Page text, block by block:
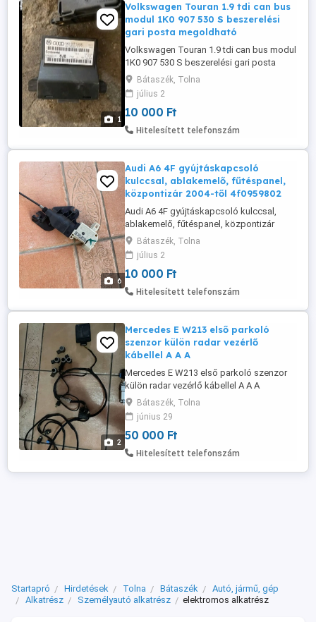
1
Volkswagen Touran 1.9 tdi can bus
modul 1K0 907 530 S beszerelési
gari posta megoldható
Volkswagen Touran 1.9 tdi can bus modul
1K0 907 530 S beszerelési gari posta
megoldható kizárólag telefonon
érdeklődjön
Bátaszék, Tolna
július 2
10 000 Ft
Hitelesített telefonszám
6
Audi A6 4F gyújtáskapcsoló
kulccsal, ablakemelő, fűtéspanel,
központizár 2004-től 4f0959802
Audi A6 4F gyújtáskapcsoló kulccsal,
ablakemelő, fűtéspanel, központizár
2004-től 4f0959802 jobbos első 15.000.-
3B0 959782 A 5000.- fűtéspanel 20.000.-
4F0 907 280 A komfort modul 15.000.- cd
tár 10.000.- kizárólag telefonon
érdeklődjön
Bátaszék, Tolna
július 2
10 000 Ft
Hitelesített telefonszám
2
Mercedes E W213 első parkoló
szenzor külön radar vezérlő
kábellel A A A
Mercedes E W213 első parkoló szenzor
külön radar vezérlő kábellel A A A
Bátaszék, Tolna
június 29
50 000 Ft
Hitelesített telefonszám
Startapró Hirdetések Tolna Bátaszék
Autó, jármű, gép
Alkatrész
Személyautó alkatrész elektromos alkatrész